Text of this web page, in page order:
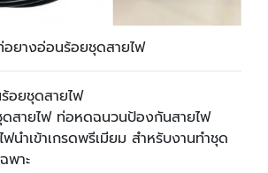
อยางอ่อนร้อยชุดสายไฟ
อยชุดสายไฟ
สายไฟ ท่อหดฉนวนป้องกันสายไฟ
ฟนำเข้าเกรดพรีเมียม สำหรับงานทำชุด
พาะ